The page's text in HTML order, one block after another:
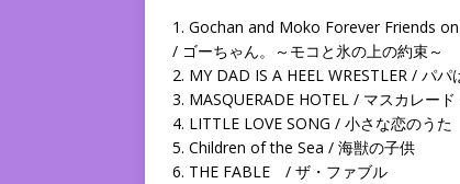
1. Gochan and Moko Forever Friends
/ ゴーちゃん。～モコと氷の上の約束～
2. MY DAD IS A HEEL WRESTLER / パ
3. MASQUERADE HOTEL / マスカレー
4. LITTLE LOVE SONG / 小さな恋のうた
5. Children of the Sea / 海獣の子供
6. THE FABLE / ザ・ファブル